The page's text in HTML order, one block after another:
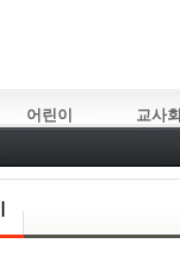
어린이 교사